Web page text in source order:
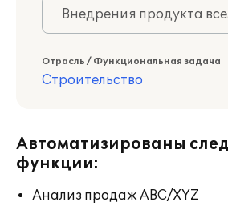
Внедрения продукта
Отрасль / Функциональная задача
Строительство
Автоматизированы
функции:
Анализ продаж ABC/XYZ